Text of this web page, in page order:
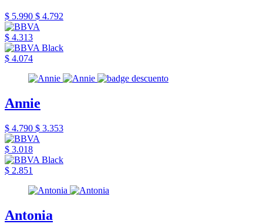
$ 5.990 $ 4.792
$ 4.313
$ 4.074
Annie
$ 4.790 $ 3.353
$ 3.018
$ 2.851
Antonia